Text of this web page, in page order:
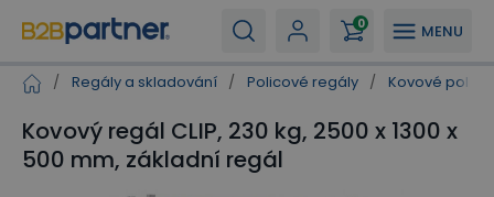
MENU
0
/ Regály a skladování / Policové regály / Kovové
Kovový regál CLIP, 230 kg, 2500 x 1300 x
500 mm, základní regál